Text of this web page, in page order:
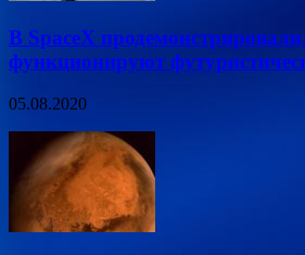
В SpaceX
функционируют
05.08.2020